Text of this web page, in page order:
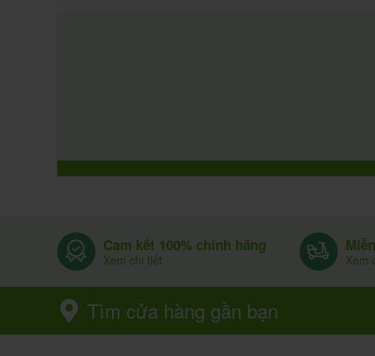
Thông tin liên hệ
Nhà thuốc Phúc An Khang
Email:nhathuocphucankhang.com
Điện thoại: 0964.459.681
Địa chỉ: Lê Xoay, TP Vĩnh Yên, Vĩnh Phúc
Hỗ